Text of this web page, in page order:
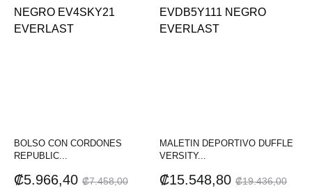
BOLSO CON CORDONES
REPUBLIC...
Precio
₡5.966,40 Precio
₡7.458,00
MALETIN DEPORTIVO DUFFLE
VERSITY...
Precio
₡15.548,80 Precio
₡19.436,00